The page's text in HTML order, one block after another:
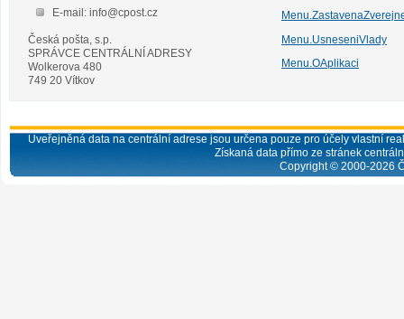
E-mail: info@cpost.cz
Česká pošta, s.p.
SPRÁVCE CENTRÁLNÍ ADRESY
Wolkerova 480
749 20 Vítkov
Menu.UsneseniVlady
Menu.OAplikaci
Uveřejněná data na centrální adrese jsou určena pouze pro účely vlastní
Získaná data přímo ze stránek
Copyright © 2000-2026